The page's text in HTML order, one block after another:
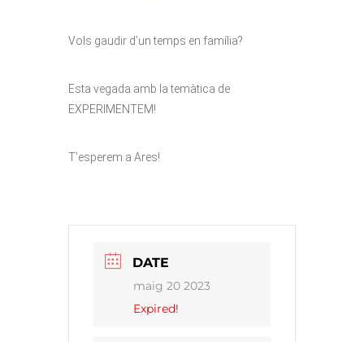
Vols gaudir d’un temps en família?
Esta vegada amb la temàtica de
EXPERIMENTEM!
T’esperem a Ares!
DATE
maig 20 2023
Expired!